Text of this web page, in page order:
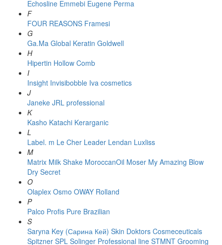
Echosline Emmebi Eugene Perma
F
FOUR REASONS Framesi
G
Ga.Ma Global Keratin Goldwell
H
Hipertin Hollow Comb
I
Insight Invisibobble Iva cosmetics
J
Janeke JRL professional
K
Kasho Katachi Kerarganic
L
Label. m Le Cher Leader Lendan Luxliss
M
Matrix Milk Shake MoroccanOil Moser My Amazing Blow
Dry Secret
O
Olaplex Osmo OWAY Rolland
P
Palco Profis Pure Brazilian
S
Saryna Key (Сарина Кей) Skin Doktors Cosmeceuticals
Spitzner SPL Solinger Professional line STMNT Grooming